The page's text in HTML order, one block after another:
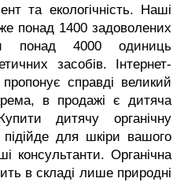
та екологічність. Наші
понад 1400 задоволених
понад 4000 одиниць
засобів. Інтернет-
справді великий
в продажі є дитяча
дитячу органічну
підійде для шкіри вашого
консультанти. Органічна
в складі лише природні